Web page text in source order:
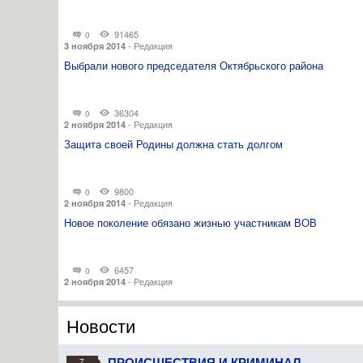
0 91465
3 ноября 2014 - Редакция
Выбрали нового председателя Октябрьского района
0 36304
2 ноября 2014 - Редакция
Защита своей Родины должна стать долгом
0 9800
2 ноября 2014 - Редакция
Новое поколение обязано жизнью участникам ВОВ
0 6457
2 ноября 2014 - Редакция
Новости